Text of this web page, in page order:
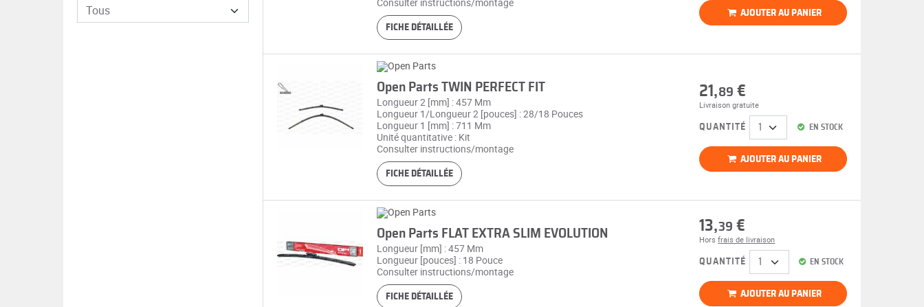
Tous
FICHE DÉTAILLÉE
AJOUTER AU PANIER
Open Parts TWIN PERFECT FIT
Longueur 2 [mm] : 457 Mm
Longueur 1/Longueur 2 [pouces] : 28/18 Pouces
Longueur 1 [mm] : 711 Mm
Unité quantitative : Kit
Consulter instructions/montage
FICHE DÉTAILLÉE
21,89 €
Livraison gratuite
EN STOCK
QUANTITÉ
AJOUTER AU PANIER
Open Parts FLAT EXTRA SLIM EVOLUTION
Longueur [mm] : 457 Mm
Longueur [pouces] : 18 Pouce
Consulter instructions/montage
FICHE DÉTAILLÉE
13,39 €
Horsfrais de livraison
EN STOCK
QUANTITÉ
AJOUTER AU PANIER